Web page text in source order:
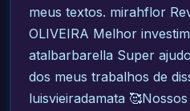
meus textos. mirahflor
OLIVEIRA Melhor
atalbarbarella Super
dos meus trabalhos de
luisvieiradamata